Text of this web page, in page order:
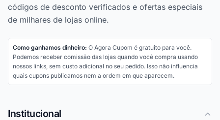
códigos de desconto verificados e ofertas especiais
de milhares de lojas online.
Como ganhamos dinheiro: O Agora Cupom é gratuito para você.
Podemos receber comissão das lojas quando você compra usando
nossos links, sem custo adicional no seu pedido. Isso não influencia
quais cupons publicamos nem a ordem em que aparecem.
Institucional